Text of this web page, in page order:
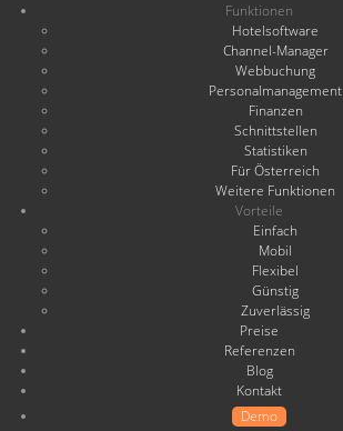
Funktionen
Hotelsoftware
Channel-Manager
Webbuchung
Personalmanagement
Finanzen
Schnittstellen
Statistiken
Für Österreich
Weitere Funktionen
Vorteile
Einfach
Mobil
Flexibel
Günstig
Zuverlässig
Preise
Referenzen
Blog
Kontakt
Demo